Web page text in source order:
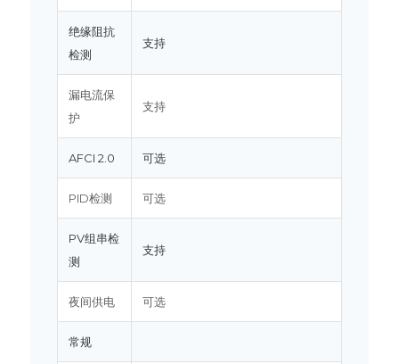
绝缘阻抗
检测
支持
漏电流保
护
支持
AFCI 2.0 可选
PID检测 可选
PV组串检
测
支持
夜间供电 可选
常规